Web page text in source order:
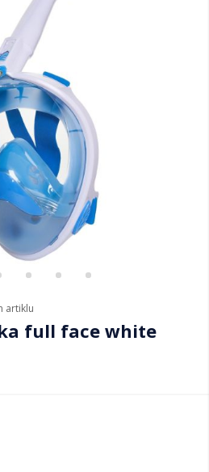
artiklu
full face white